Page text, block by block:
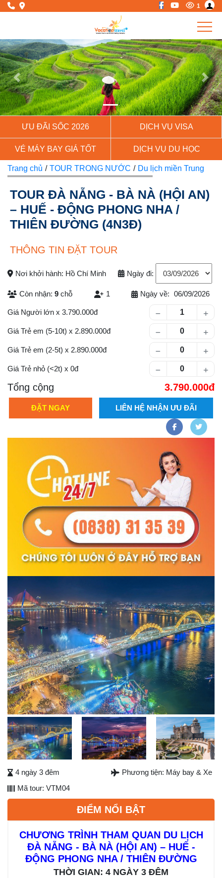
1
Previous Next
ƯU ĐÃI SỐC 2026 DỊCH VỤ VISA
VÉ MÁY BAY GIÁ TỐT DỊCH VỤ DU HỌC
Trang chủ / TOUR TRONG NƯỚC / Du lịch miền Trung
TOUR ĐÀ NẴNG - BÀ NÀ (HỘI AN)
– HUẾ - ĐỘNG PHONG NHA /
THIÊN ĐƯỜNG (4N3Đ)
Previous Next
Next
4 ngày 3 đêm
Phương tiện: Máy bay & Xe
Mã tour: VTM04
ĐIỂM NỔI BẬT
CHƯƠNG TRÌNH THAM QUAN DU LỊCH
ĐÀ NẴNG - BÀ NÀ (HỘI AN) – HUẾ -
ĐỘNG PHONG NHA / THIÊN ĐƯỜNG
THỜI GIAN: 4 NGÀY 3 ĐÊM
THÔNG TIN ĐẶT TOUR
Nơi khởi hành: Hồ Chí Minh Ngày đi:
Còn nhận: 9 chỗ
Số lượng khách
1 Ngày về: 06/09/2026
Giá Người lớn x 3.790.000
Giá Trẻ em (5-10t) x 2.890.000
Giá Trẻ em (2-5t) x 2.890.000
Giá Trẻ nhỏ (<2t) x 0
Tổng cộng 3.790.000